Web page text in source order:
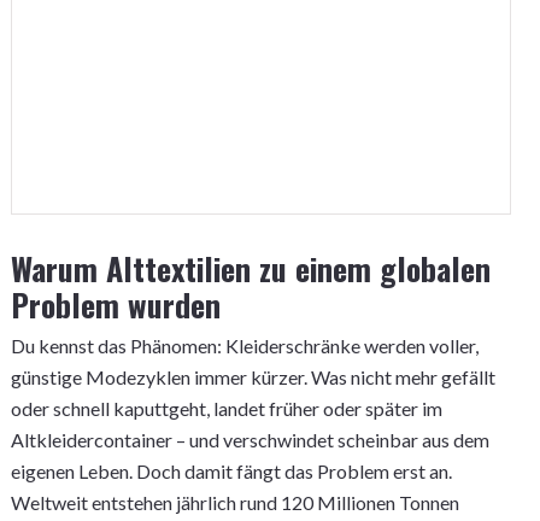
Warum Alttextilien zu einem globalen
Problem wurden
Du kennst das Phänomen: Kleiderschränke werden voller,
günstige Modezyklen immer kürzer. Was nicht mehr gefällt
oder schnell kaputtgeht, landet früher oder später im
Altkleidercontainer – und verschwindet scheinbar aus dem
eigenen Leben. Doch damit fängt das Problem erst an.
Weltweit entstehen jährlich rund 120 Millionen Tonnen